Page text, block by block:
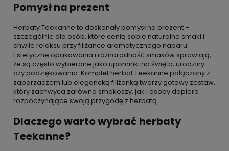
Pomysł na prezent
Herbaty Teekanne to doskonały pomysł na prezent –
szczególnie dla osób, które cenią sobie naturalne smaki i
chwile relaksu przy filiżance aromatycznego naparu.
Estetyczne opakowania i różnorodność smaków sprawiają,
że są często wybierane jako upominki na święta, urodziny
czy podziękowania. Komplet herbat Teekanne połączony z
zaparzaczem lub elegancką filiżanką tworzy gotowy zestaw,
który zachwyca zarówno smakoszy, jak i osoby dopiero
rozpoczynające swoją przygodę z herbatą.
Dlaczego warto wybrać herbaty
Teekanne?